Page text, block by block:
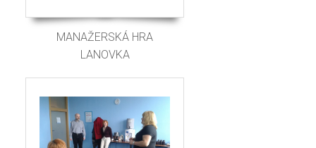
MANAŽERSKÁ HRA
LANOVKA